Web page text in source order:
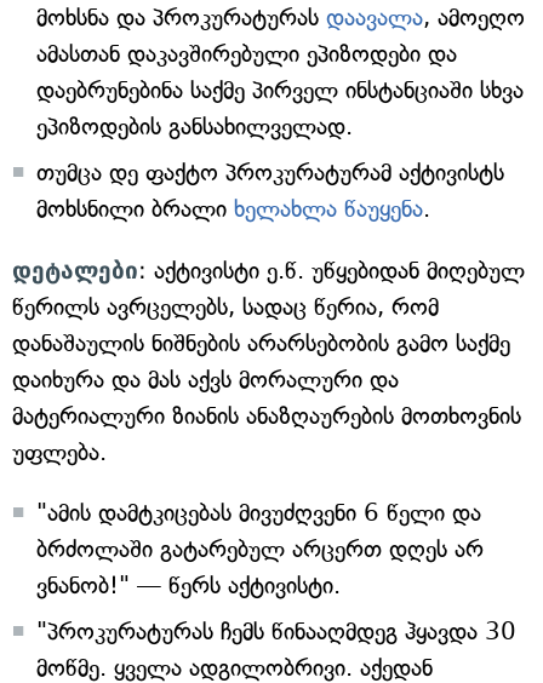
მოხსნა და პროკურატურას დაავალა, ამოეღო
ამასთან დაკავშირებული ეპიზოდები და
დაებრუნებინა საქმე პირველ ინსტანციაში სხვა
ეპიზოდების განსახილველად.
თუმცა დე ფაქტო პროკურატურამ აქტივისტს
მოხსნილი ბრალი ხელახლა წაუყენა.
დეტალები: აქტივისტი ე.წ. უწყებიდან მიღებულ
წერილს ავრცელებს, სადაც წერია, რომ
დანაშაულის ნიშნების არარსებობის გამო საქმე
დაიხურა და მას აქვს მორალური და
მატერიალური ზიანის ანაზღაურების მოთხოვნის
უფლება.
"ამის დამტკიცებას მივუძღვენი 6 წელი და
ბრძოლაში გატარებულ არცერთ დღეს არ
ვნანობ!" — წერს აქტივისტი.
"პროკურატურას ჩემს წინააღმდეგ ჰყავდა 30
მოწმე. ყველა ადგილობრივი. აქედან